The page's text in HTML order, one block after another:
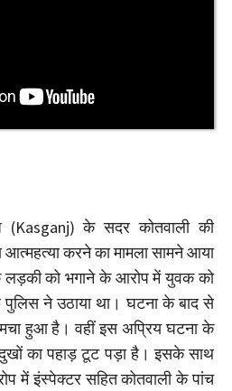
के सदर कोतवाली की
आत्महत्या करने का मामला सामने आया
लड़की को भगाने के आरोप में युवक को
पुलिस ने उठाया था। घटना के बाद से
हुआ है। वहीं इस अप्रिय घटना के
का पहाड़ टूट पड़ा है। इसके साथ
में इंस्पेक्टर सहित कोतवाली के पांच